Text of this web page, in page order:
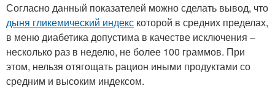
Согласно данный показателей можно сделать вывод, что
дыня гликемический индекс которой в средних пределах,
в меню диабетика допустима в качестве исключения –
несколько раз в неделю, не более 100 граммов. При
этом, нельзя отягощать рацион иными продуктами со
средним и высоким индексом.